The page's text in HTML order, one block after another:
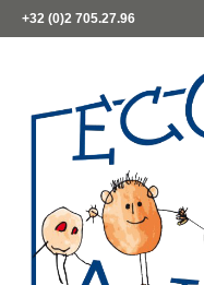
+32 (0)2 705.27.96